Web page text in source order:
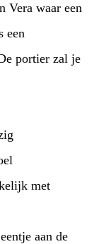
Vera waar een
een
portier zal je
met
aan de